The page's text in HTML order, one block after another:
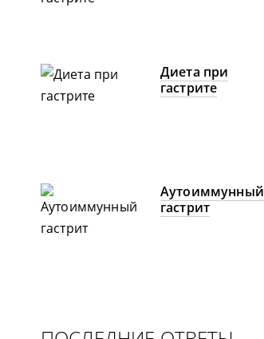
Диета при
гастрите
Аутоиммунный
гастрит